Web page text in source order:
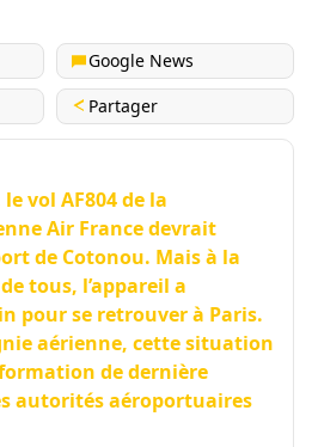
Google News
Partager
vol AF804 de la
Air France devrait
de Cotonou. Mais à la
tous, l’appareil a
pour se retrouver à Paris.
aérienne, cette situation
de dernière
autorités aéroportuaires